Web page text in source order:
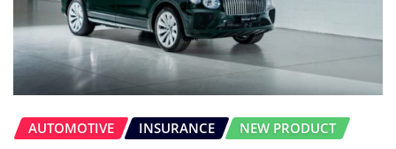
AUTOMOTIVE INSURANCE NEW PRODUCT